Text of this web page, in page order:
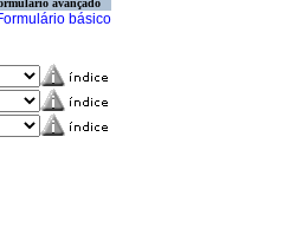
avançado
básico